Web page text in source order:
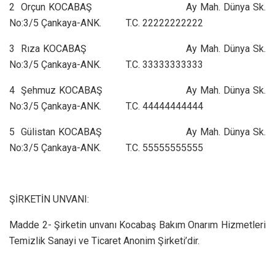
2 Orçun KOCABAŞ Ay Mah. Dünya Sk.
No:3/5 Çankaya-ANK. T.C. 22222222222
3 Rıza KOCABAŞ Ay Mah. Dünya Sk.
No:3/5 Çankaya-ANK. T.C. 33333333333
4 Şehmuz KOCABAŞ Ay Mah. Dünya Sk.
No:3/5 Çankaya-ANK. T.C. 44444444444
5 Gülistan KOCABAŞ Ay Mah. Dünya Sk.
No:3/5 Çankaya-ANK. T.C. 55555555555
ŞİRKETİN UNVANI:
Madde 2- Şirketin unvanı Kocabaş Bakım Onarım Hizmetleri
Temizlik Sanayi ve Ticaret Anonim Şirketi’dir.